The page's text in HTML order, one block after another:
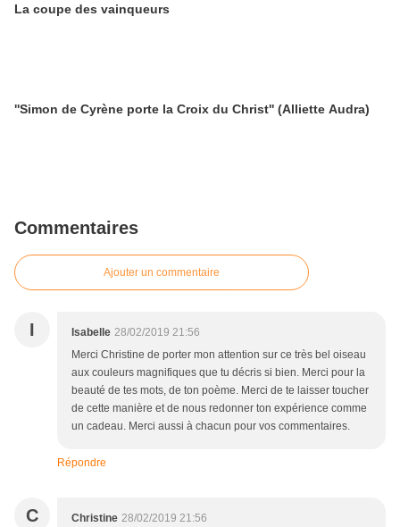
La coupe des vainqueurs
''Simon de Cyrène porte la Croix du Christ'' (Alliette Audra)
Commentaires
Ajouter un commentaire
I Isabelle 28/02/2019 21:56
Merci Christine de porter mon attention sur ce très bel oiseau
aux couleurs magnifiques que tu décris si bien. Merci pour la
beauté de tes mots, de ton poème. Merci de te laisser toucher
de cette manière et de nous redonner ton expérience comme
un cadeau. Merci aussi à chacun pour vos commentaires.
Répondre
C Christine 28/02/2019 21:56